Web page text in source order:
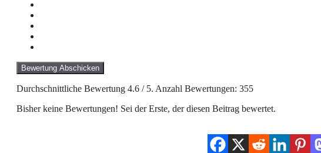
Bewertung Abschicken
Durchschnittliche Bewertung 4.6 / 5. Anzahl Bewertungen: 355
Bisher keine Bewertungen! Sei der Erste, der diesen Beitrag bewertet.